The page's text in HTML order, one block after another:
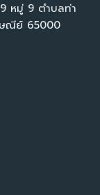
หมู่ 9 ตำบลท่า
ษณีย์ 65000